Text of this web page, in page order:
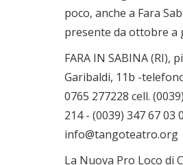
poco, anche a Fara
presente da ottobre a
FARA IN SABINA (RI),
Garibaldi, 11b -
0765 277228 cell.
214 - (0039) 347 67 03
info@tangoteatro.org
La Nuova Pro Loco di